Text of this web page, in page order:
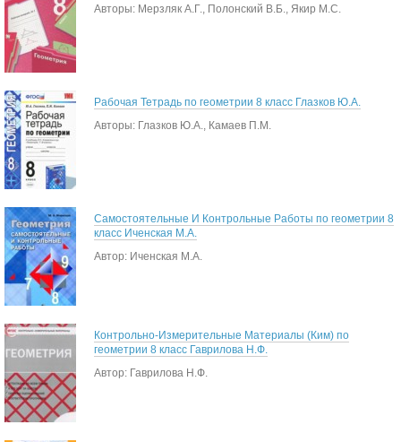
Авторы: Мерзляк А.Г., Полонский В.Б., Якир М.С.
Рабочая Тетрадь по геометрии 8 класс Глазков Ю.А.
Авторы: Глазков Ю.А., Камаев П.М.
Самостоятельные И Контрольные Работы по геометрии 8
класс Иченская М.А.
Автор: Иченская М.А.
Контрольно-Измерительные Материалы (Ким) по
геометрии 8 класс Гаврилова Н.Ф.
Автор: Гаврилова Н.Ф.